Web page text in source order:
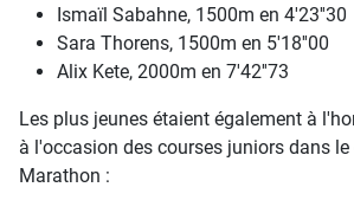
Ismaïl Sabahne, 1500m en 4'23''30
Sara Thorens, 1500m en 5'18''00
Alix Kete, 2000m en 7'42''73
Les plus jeunes étaient également à
à l'occasion des courses juniors dans le
Marathon :